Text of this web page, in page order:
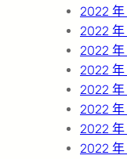
2022 年
2022 年
2022 年
2022 年
2022 年
2022 年
2022 年
2022 年